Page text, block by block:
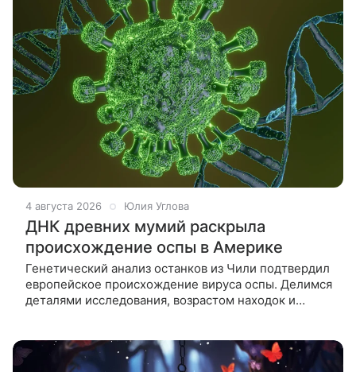
4 августа 2026 Юлия Углова
ДНК древних мумий раскрыла
происхождение оспы в Америке
Генетический анализ останков из Чили подтвердил
европейское происхождение вируса оспы. Делимся
деталями исследования, возрастом находок и